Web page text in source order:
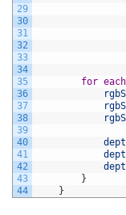
29
30
31
32
33
34
35
36
37
38
39
40
41
42
43
44
for each
}
}